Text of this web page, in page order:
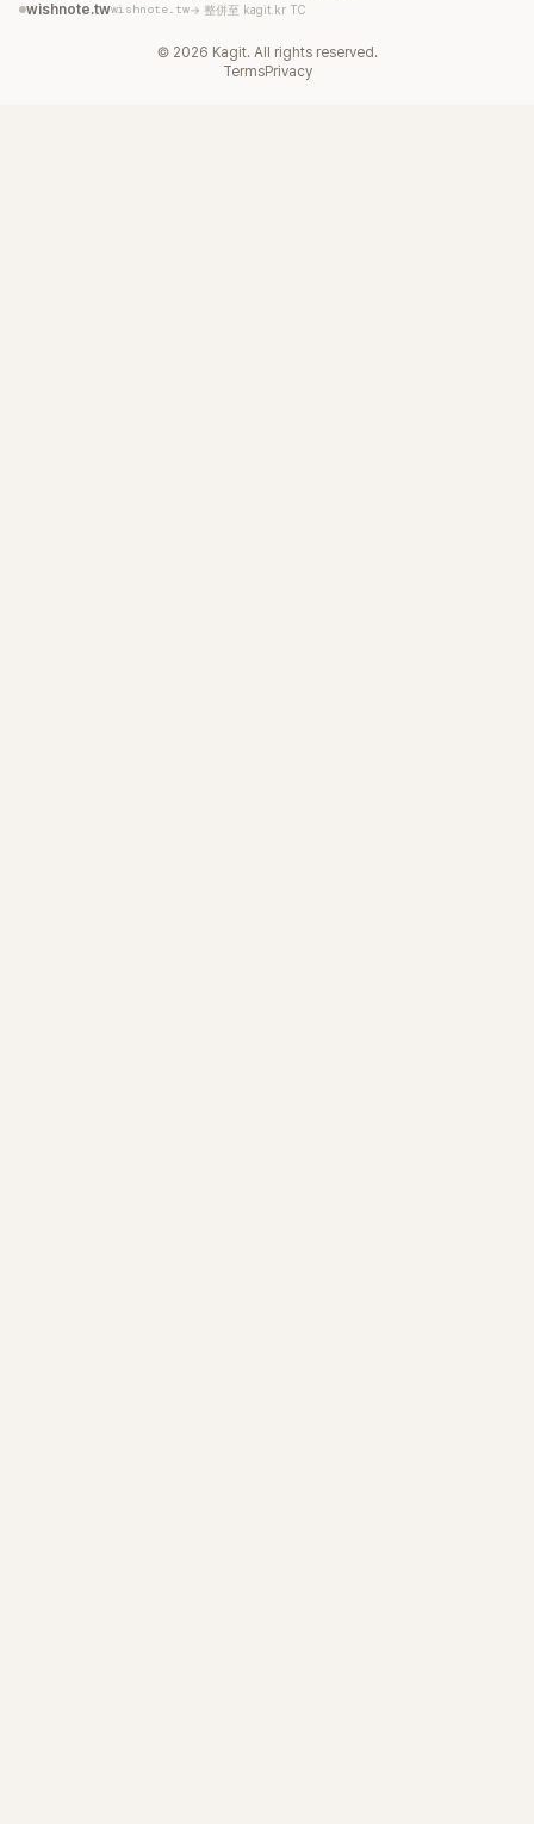
wishnote.twwishnote.tw→ 整併至 kagit.kr TC
© 2026 Kagit. All rights reserved.
TermsPrivacy